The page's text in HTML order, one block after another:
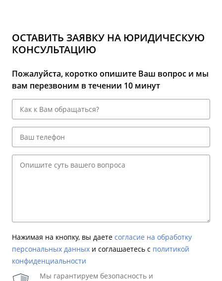
ОСТАВИТЬ ЗАЯВКУ НА ЮРИДИЧЕСКУЮ
КОНСУЛЬТАЦИЮ
Пожалуйста, коротко опишите Ваш вопрос и мы
вам перезвоним в течении 10 минут
Нажимая на кнопку, вы даете согласие на обработку
персональных данных и соглашаетесь c политикой
конфиденциальности
Мы гарантируем безопасность и